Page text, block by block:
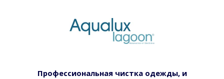
Профессиональная чистка одежды, и